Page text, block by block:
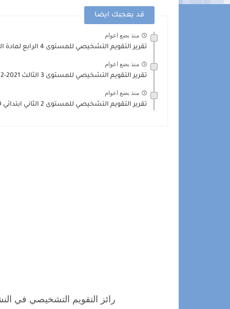
قد يعجبك ايضا
منذ بضع اعوام
تقرير التقويم التشخيصي للمستوى 4 الرابع لمادة اللغة العربية 2021-2022...
منذ بضع اعوام
تقرير التقويم التشخيصي للمستوى 3 الثالث 2021-2022 WORD
منذ بضع اعوام
تقرير التقويم التشخيصي للمستوى 2 الثاني ابتدائي WORD
رائز التقويم التشخيصي في